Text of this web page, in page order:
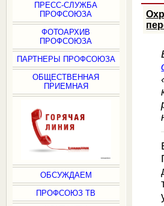
ПРЕСС-СЛУЖБА
ПРОФСОЮЗА
ФОТОАРХИВ
ПРОФСОЮЗА
ПАРТНЕРЫ ПРОФСОЮЗА
ОБЩЕСТВЕННАЯ
ПРИЕМНАЯ
ОБСУЖДАЕМ
ПРОФСОЮЗ ТВ